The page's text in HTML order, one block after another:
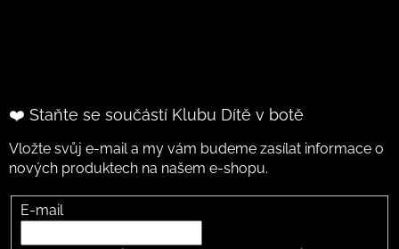
❤️ Staňte se součástí Klubu Dítě v botě
Vložte svůj e-mail a my vám budeme zasílat informace o
nových produktech na našem e-shopu.
E-mail